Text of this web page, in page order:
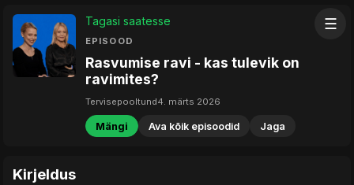
☰
Tagasi saatesse
EPISOOD
Rasvumise ravi - kas tulevik on
ravimites?
Tervisepooltund4. märts 2026
Mängi Ava kõik episoodid Jaga
Kirjeldus